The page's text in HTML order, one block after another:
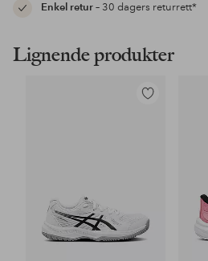
Enkel retur– 30 dagers returrett*
Lignende produkter
Legg